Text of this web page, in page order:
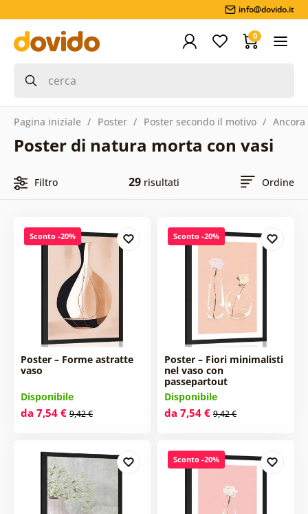
info@dovido.it
0
Pagina iniziale Poster Poster secondo il motivo Ancora
Poster di natura morta con vasi
Filtro 29 risultati Ordine
Sconto -20%
Poster – Forme astratte
vaso
Disponibile
da 7,54 € 9,42 €
Sconto -20%
Poster – Fiori minimalisti
nel vaso con
passepartout
Disponibile
da 7,54 € 9,42 €
Sconto -20%